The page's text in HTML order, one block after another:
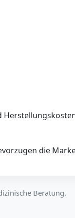
die
Beratung.